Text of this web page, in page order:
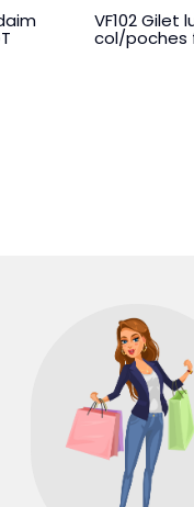
VF102 Gilet
col/poches